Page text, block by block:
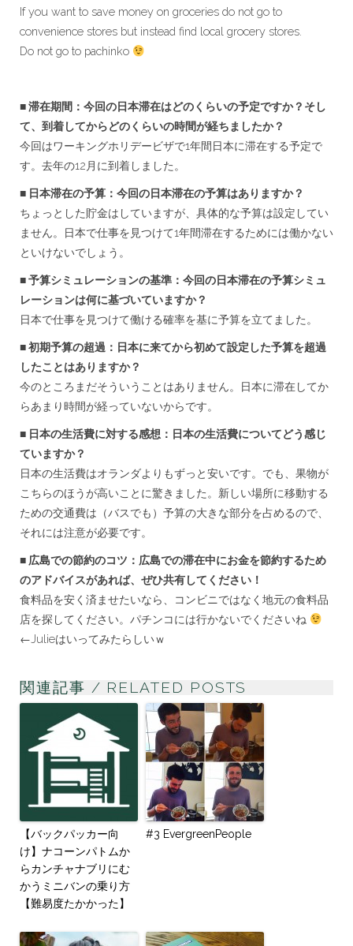
If you want to save money on groceries do not go to
convenience stores but instead find local grocery stores.
Do not go to pachinko
■ 滞在期間：今回の日本滞在はどのくらいの予定ですか？そし
て、到着してからどのくらいの時間が経ちましたか？
今回はワーキングホリデービザで1年間日本に滞在する予定で
す。去年の12月に到着しました。
■ 日本滞在の予算：今回の日本滞在の予算はありますか？
ちょっとした貯金はしていますが、具体的な予算は設定してい
ません。日本で仕事を見つけて1年間滞在するためには働かない
といけないでしょう。
■ 予算シミュレーションの基準：今回の日本滞在の予算シミュ
レーションは何に基づいていますか？
日本で仕事を見つけて働ける確率を基に予算を立てました。
■ 初期予算の超過：日本に来てから初めて設定した予算を超過
したことはありますか？
今のところまだそういうことはありません。日本に滞在してか
らあまり時間が経っていないからです。
■ 日本の生活費に対する感想：日本の生活費についてどう感じ
ていますか？
日本の生活費はオランダよりもずっと安いです。でも、果物が
こちらのほうが高いことに驚きました。新しい場所に移動する
ための交通費は（バスでも）予算の大きな部分を占めるので、
それには注意が必要です。
■ 広島での節約のコツ：広島での滞在中にお金を節約するため
のアドバイスがあれば、ぜひ共有してください！
食料品を安く済ませたいなら、コンビニではなく地元の食料品
店を探してください。パチンコには行かないでくださいね
←Julieはいってみたらしいｗ
関連記事 / RELATED POSTS
【バックパッカー向
け】ナコーンパトムか
らカンチャナブリにむ
かうミニバンの乗り方
【難易度たかかった】
#3 EvergreenPeople